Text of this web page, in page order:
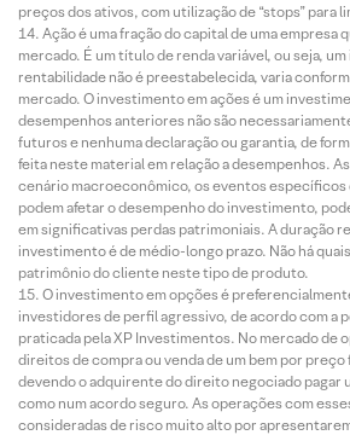
preços dos ativos, com utilização de “stops” para
Ação é uma fração do capital de uma empresa
mercado. É um título de renda variável, ou seja,
rentabilidade não é preestabelecida, varia
mercado. O investimento em ações é um
desempenhos anteriores não são
futuros e nenhuma declaração ou garantia, de
feita neste material em relação a desempenhos.
cenário macroeconômico, os eventos específicos
podem afetar o desempenho do investimento,
em significativas perdas patrimoniais. A duração
investimento é de médio-longo prazo. Não há
patrimônio do cliente neste tipo de produto.
O investimento em opções é
investidores de perfil agressivo, de acordo com a
praticada pela XP Investimentos. No mercado de
direitos de compra ou venda de um bem por preço
devendo o adquirente do direito negociado pagar
como num acordo seguro. As operações com
consideradas de risco muito alto por